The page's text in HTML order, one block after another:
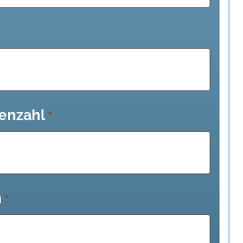
*
*